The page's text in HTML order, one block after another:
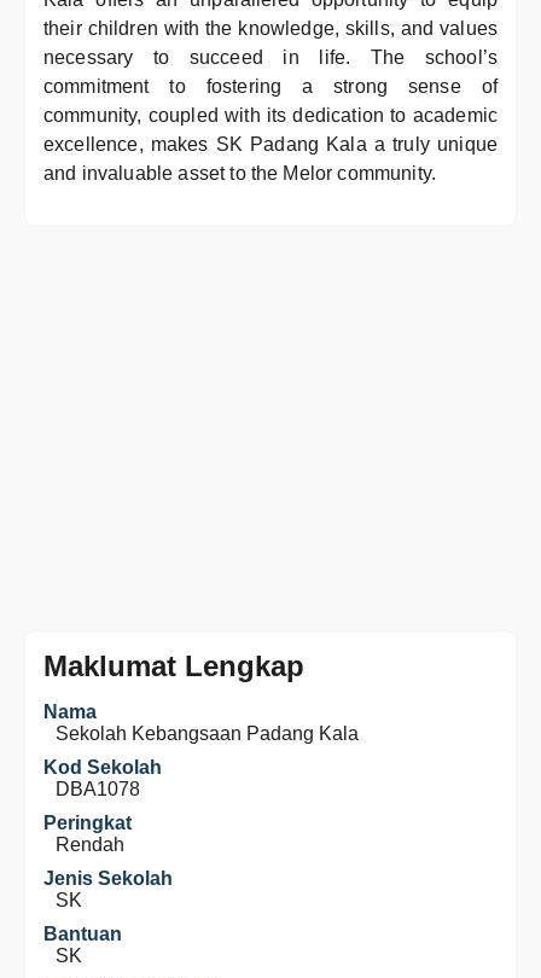
their children with the knowledge, skills, and values
necessary to succeed in life. The school’s
commitment to fostering a strong sense of
community, coupled with its dedication to academic
excellence, makes SK Padang Kala a truly unique
and invaluable asset to the Melor community.
Maklumat Lengkap
Nama
Sekolah Kebangsaan Padang Kala
Kod Sekolah
DBA1078
Peringkat
Rendah
Jenis Sekolah
SK
Bantuan
SK